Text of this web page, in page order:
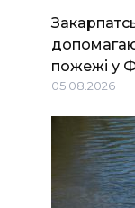
пожежі у
05.08.2026